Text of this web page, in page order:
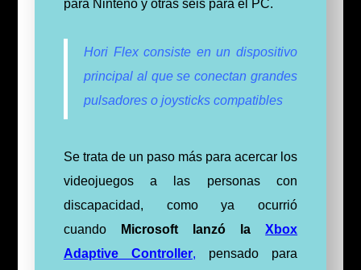
para Ninteno y otras seis para el PC.
Hori Flex consiste en un dispositivo
principal al que se conectan grandes
pulsadores o joysticks compatibles
Se trata de un paso más para acercar los
videojuegos a las personas con
discapacidad, como ya ocurrió
cuando
Microsoft lanzó laXbox
Adaptive Controller, pensado para